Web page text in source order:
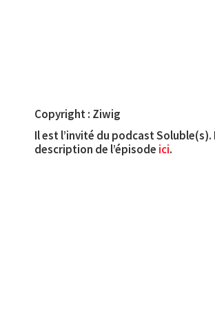
Copyright : Ziwig
Il est l’invité du podcast Soluble(s).
description de l’épisode ici.